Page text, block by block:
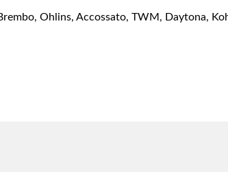
Ohlins, Accossato, TWM, Daytona,